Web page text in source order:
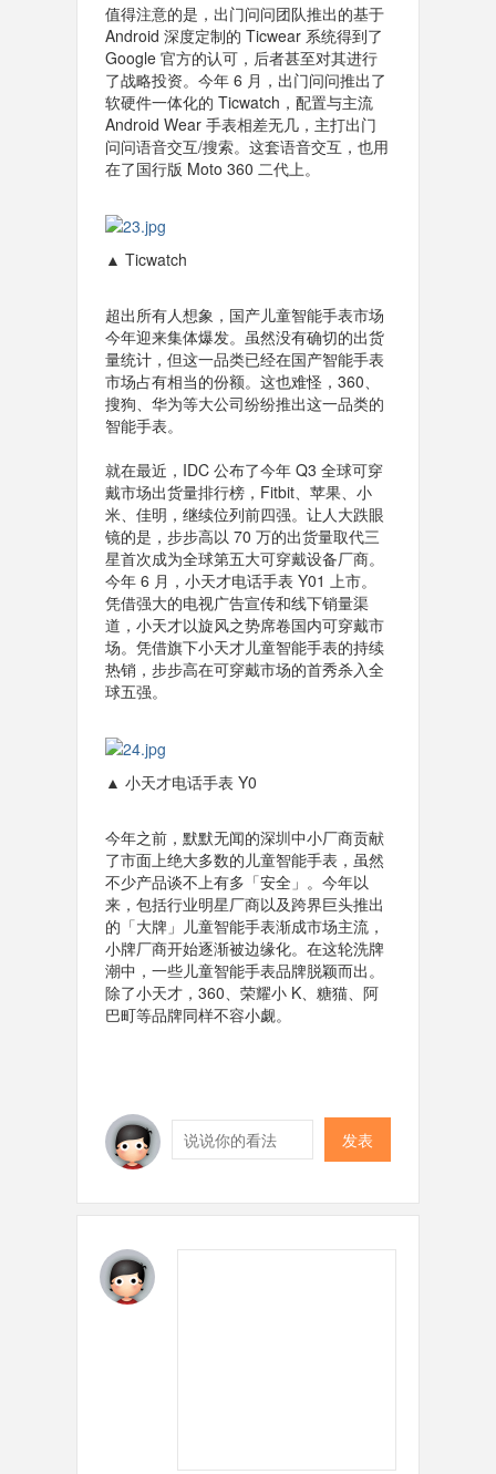
值得注意的是，出门问问团队推出的基于
Android 深度定制的 Ticwear 系统得到了
Google 官方的认可，后者甚至对其进行
了战略投资。今年 6 月，出门问问推出了
软硬件一体化的 Ticwatch，配置与主流
Android Wear 手表相差无几，主打出门
问问语音交互/搜索。这套语音交互，也用
在了国行版 Moto 360 二代上。
▲ Ticwatch
超出所有人想象，国产儿童智能手表市场
今年迎来集体爆发。虽然没有确切的出货
量统计，但这一品类已经在国产智能手表
市场占有相当的份额。这也难怪，360、
搜狗、华为等大公司纷纷推出这一品类的
智能手表。
就在最近，IDC 公布了今年 Q3 全球可穿
戴市场出货量排行榜，Fitbit、苹果、小
米、佳明，继续位列前四强。让人大跌眼
镜的是，步步高以 70 万的出货量取代三
星首次成为全球第五大可穿戴设备厂商。
今年 6 月，小天才电话手表 Y01 上市。
凭借强大的电视广告宣传和线下销量渠
道，小天才以旋风之势席卷国内可穿戴市
场。凭借旗下小天才儿童智能手表的持续
热销，步步高在可穿戴市场的首秀杀入全
球五强。
▲ 小天才电话手表 Y0
今年之前，默默无闻的深圳中小厂商贡献
了市面上绝大多数的儿童智能手表，虽然
不少产品谈不上有多「安全」。今年以
来，包括行业明星厂商以及跨界巨头推出
的「大牌」儿童智能手表渐成市场主流，
小牌厂商开始逐渐被边缘化。在这轮洗牌
潮中，一些儿童智能手表品牌脱颖而出。
除了小天才，360、荣耀小 K、糖猫、阿
巴町等品牌同样不容小觑。
发表